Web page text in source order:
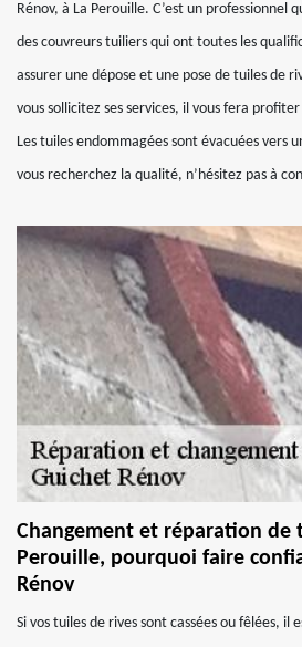
Rénov, à La Perouille. C’est un professionnel
des couvreurs tuiliers qui ont toutes les
assurer une dépose et une pose de tuiles de
vous sollicitez ses services, il vous fera
Les tuiles endommagées sont évacuées vers
vous recherchez la qualité, n’hésitez pas à
Changement et réparation de
Perouille, pourquoi faire
Rénov
Si vos tuiles de rives sont cassées ou fêlées, il